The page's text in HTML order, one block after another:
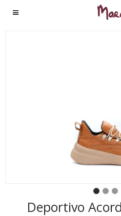

Deportivo